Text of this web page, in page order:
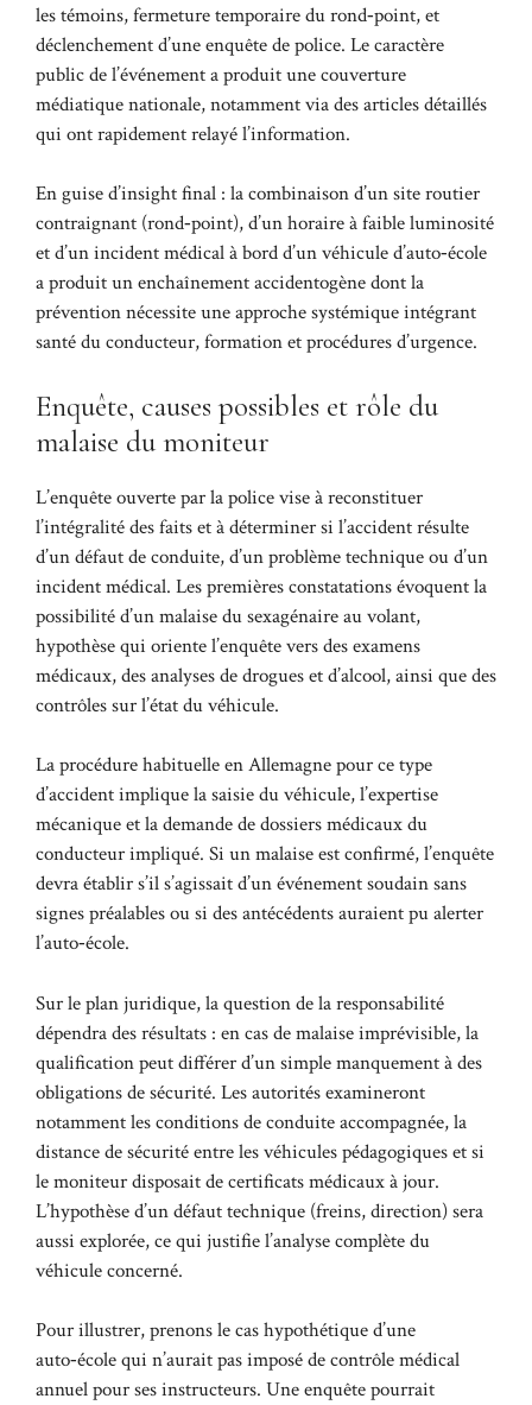
les témoins, fermeture temporaire du rond‑point, et
déclenchement d’une enquête de police. Le caractère
public de l’événement a produit une couverture
médiatique nationale, notamment via des articles détaillés
qui ont rapidement relayé l’information.
En guise d’insight final : la combinaison d’un site routier
contraignant (rond‑point), d’un horaire à faible luminosité
et d’un incident médical à bord d’un véhicule d’auto‑école
a produit un enchaînement accidentogène dont la
prévention nécessite une approche systémique intégrant
santé du conducteur, formation et procédures d’urgence.
Enquête, causes possibles et rôle du
malaise du moniteur
L’enquête ouverte par la police vise à reconstituer
l’intégralité des faits et à déterminer si l’accident résulte
d’un défaut de conduite, d’un problème technique ou d’un
incident médical. Les premières constatations évoquent la
possibilité d’un malaise du sexagénaire au volant,
hypothèse qui oriente l’enquête vers des examens
médicaux, des analyses de drogues et d’alcool, ainsi que des
contrôles sur l’état du véhicule.
La procédure habituelle en Allemagne pour ce type
d’accident implique la saisie du véhicule, l’expertise
mécanique et la demande de dossiers médicaux du
conducteur impliqué. Si un malaise est confirmé, l’enquête
devra établir s’il s’agissait d’un événement soudain sans
signes préalables ou si des antécédents auraient pu alerter
l’auto‑école.
Sur le plan juridique, la question de la responsabilité
dépendra des résultats : en cas de malaise imprévisible, la
qualification peut différer d’un simple manquement à des
obligations de sécurité. Les autorités examineront
notamment les conditions de conduite accompagnée, la
distance de sécurité entre les véhicules pédagogiques et si
le moniteur disposait de certificats médicaux à jour.
L’hypothèse d’un défaut technique (freins, direction) sera
aussi explorée, ce qui justifie l’analyse complète du
véhicule concerné.
Pour illustrer, prenons le cas hypothétique d’une
auto‑école qui n’aurait pas imposé de contrôle médical
annuel pour ses instructeurs. Une enquête pourrait